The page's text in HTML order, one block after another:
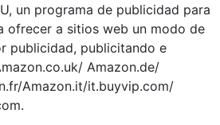
un programa de publicidad para
ofrecer a sitios web un modo de
publicidad, publicitando e
Amazon.de/
Amazon.it/it.buyvip.com/